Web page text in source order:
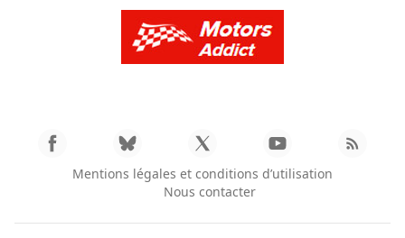
Mentions légales et conditions d’utilisation
Nous contacter